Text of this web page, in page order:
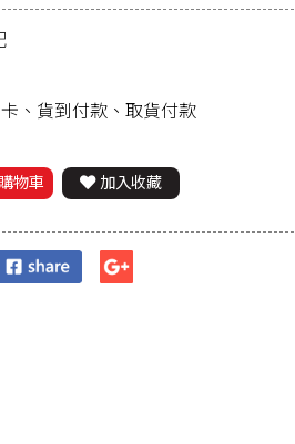
、貨到付款、取貨付款
物車 加入收藏